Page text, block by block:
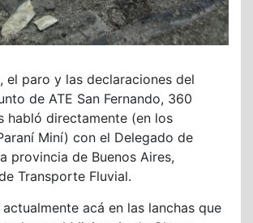
el paro y las declaraciones del
de ATE San Fernando, 360
habló directamente (en los
Miní) con el Delegado de
provincia de Buenos Aires,
Transporte Fluvial.
acá en las lanchas que